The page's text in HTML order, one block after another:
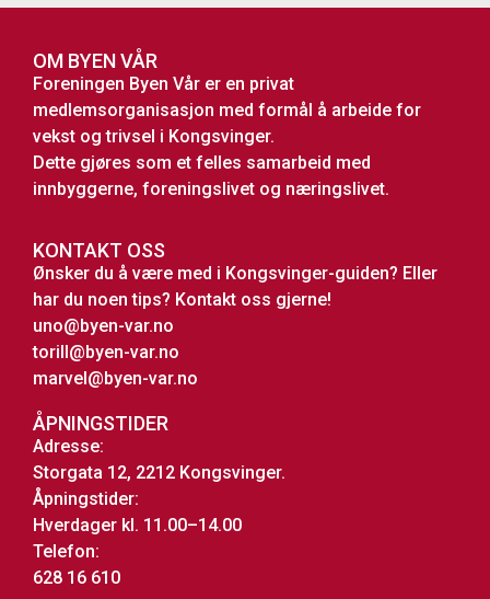
OM BYEN VÅR
Foreningen Byen Vår er en privat
medlemsorganisasjon med formål å arbeide for
vekst og trivsel i Kongsvinger.
Dette gjøres som et felles samarbeid med
innbyggerne, foreningslivet og næringslivet.
KONTAKT OSS
Ønsker du å være med i Kongsvinger-guiden? Eller
har du noen tips? Kontakt oss gjerne!
uno@byen-var.no
torill@byen-var.no
marvel@byen-var.no
ÅPNINGSTIDER
Adresse:
Storgata 12, 2212 Kongsvinger.
Åpningstider:
Hverdager kl. 11.00–14.00
Telefon:
628 16 610